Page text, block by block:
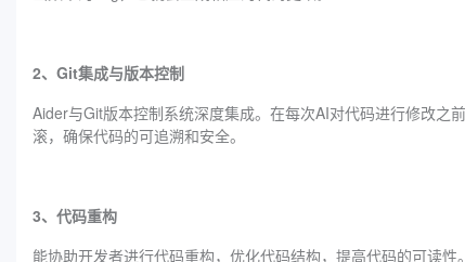
2、Git集成与版本控制
Aider与Git版本控制系统深度集成。在每次AI对代码进行修改之
滚，确保代码的可追溯和安全。
3、代码重构
能协助开发者进行代码重构，优化代码结构，提高代码的可读性。